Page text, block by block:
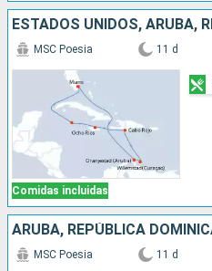
Comidas incluidas
MSC Poesia 11 d
MSC Poesia 11 d